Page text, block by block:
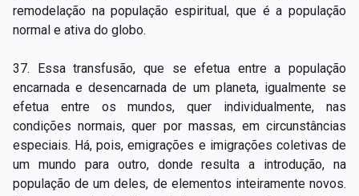
remodelação na população espiritual, que é a população
normal e ativa do globo.
37. Essa transfusão, que se efetua entre a população
encarnada e desencarnada de um planeta, igualmente se
efetua entre os mundos, quer individualmente, nas
condições normais, quer por massas, em circunstâncias
especiais. Há, pois, emigrações e imigrações coletivas de
um mundo para outro, donde resulta a introdução, na
população de um deles, de elementos inteiramente novos.